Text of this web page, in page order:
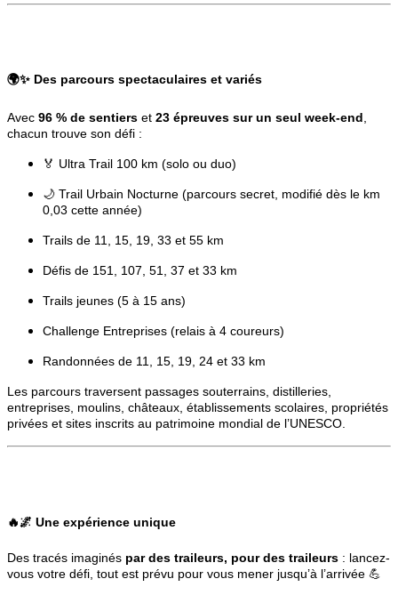
🌍✨ Des parcours spectaculaires et variés
Avec 96 % de sentiers et 23 épreuves sur un seul week-end,
chacun trouve son défi :
🏅 Ultra Trail 100 km (solo ou duo)
🌙 Trail Urbain Nocturne (parcours secret, modifié dès le km
0,03 cette année)
Trails de 11, 15, 19, 33 et 55 km
Défis de 151, 107, 51, 37 et 33 km
Trails jeunes (5 à 15 ans)
Challenge Entreprises (relais à 4 coureurs)
Randonnées de 11, 15, 19, 24 et 33 km
Les parcours traversent passages souterrains, distilleries,
entreprises, moulins, châteaux, établissements scolaires, propriétés
privées et sites inscrits au patrimoine mondial de l’UNESCO.
🔥🌌 Une expérience unique
Des tracés imaginés par des traileurs, pour des traileurs : lancez-
vous votre défi, tout est prévu pour vous mener jusqu’à l’arrivée 💪